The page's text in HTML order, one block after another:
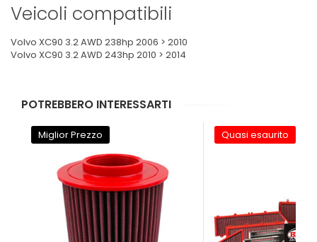
Veicoli compatibili
Volvo XC90 3.2 AWD 238hp 2006 > 2010
Volvo XC90 3.2 AWD 243hp 2010 > 2014
POTREBBERO INTERESSARTI
Miglior Prezzo Quasi esaurito